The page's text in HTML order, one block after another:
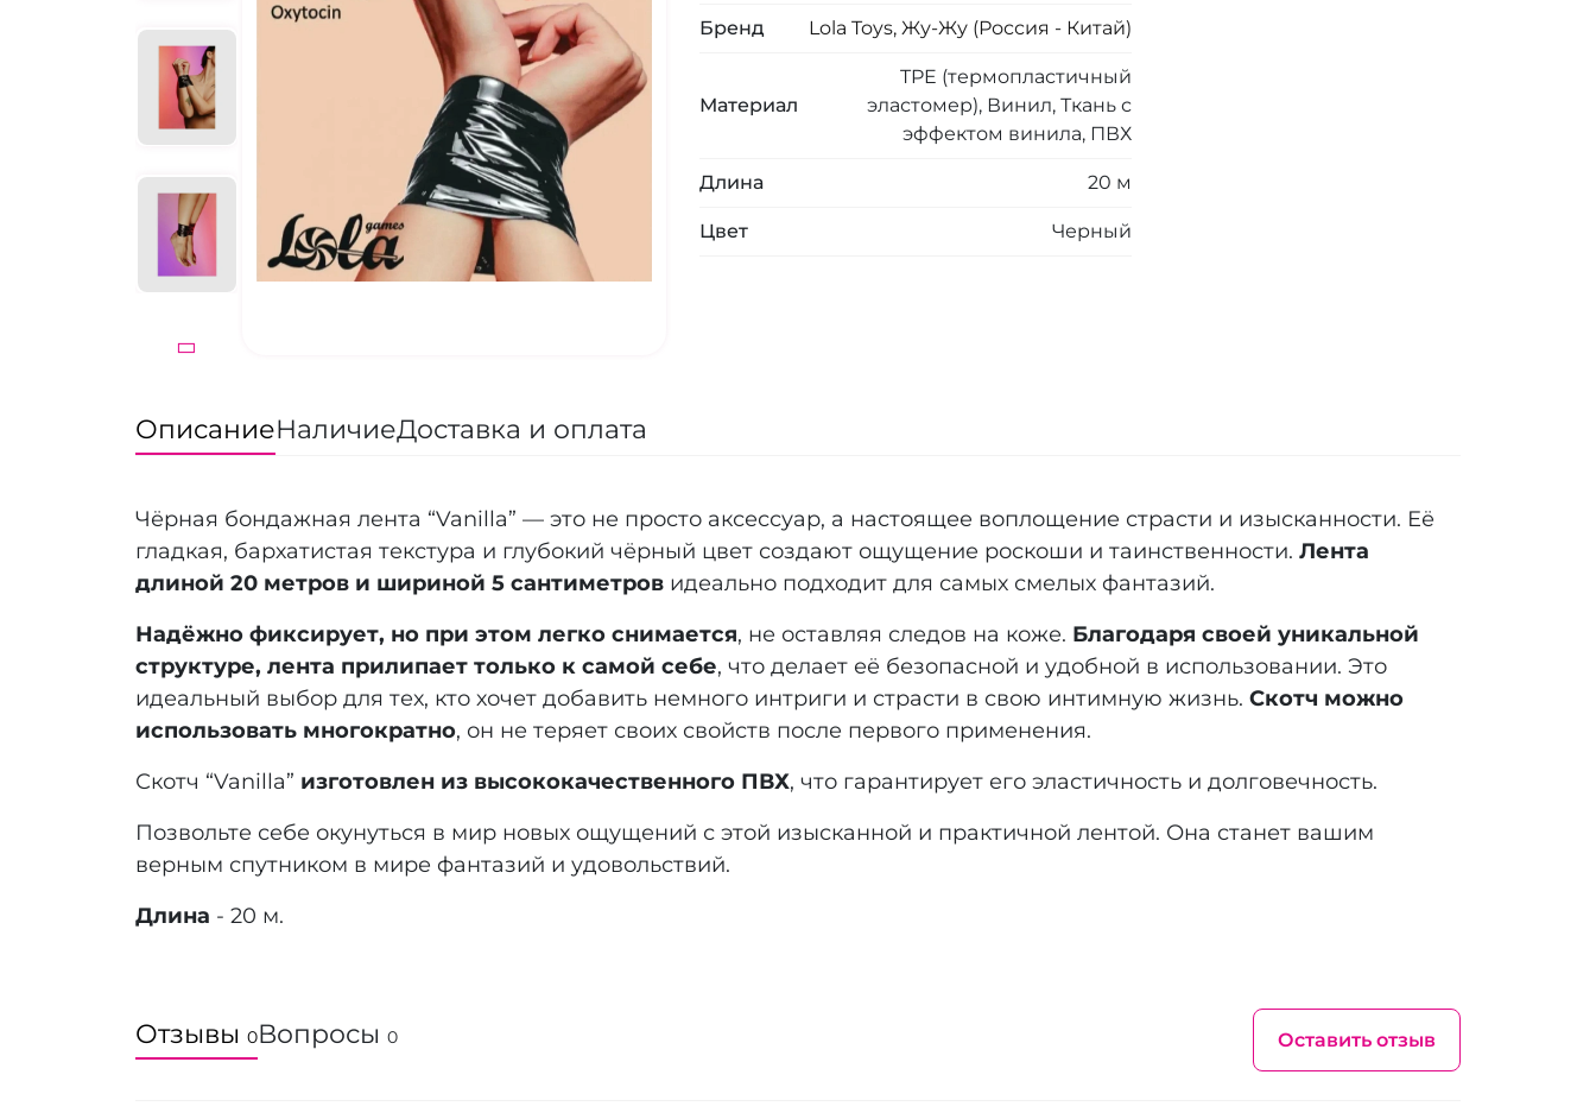
Бренд Lola Toys, Жу-Жу (Россия - Китай)
Материал
TPE (термопластичный
эластомер), Винил, Ткань с
эффектом винила, ПВХ
Длина 20 м
Цвет Черный
ОписаниеНаличиеДоставка и оплата
Чёрная бондажная лента “Vanilla” — это не просто аксессуар, а настоящее воплощение страсти и изысканности. Её
гладкая, бархатистая текстура и глубокий чёрный цвет создают ощущение роскоши и таинственности. Лента
длиной 20 метров и шириной 5 сантиметров идеально подходит для самых смелых фантазий.
Надёжно фиксирует, но при этом легко снимается, не оставляя следов на коже. Благодаря своей уникальной
структуре, лента прилипает только к самой себе, что делает её безопасной и удобной в использовании. Это
идеальный выбор для тех, кто хочет добавить немного интриги и страсти в свою интимную жизнь. Скотч можно
использовать многократно, он не теряет своих свойств после первого применения.
Скотч “Vanilla” изготовлен из высококачественного ПВХ, что гарантирует его эластичность и долговечность.
Позвольте себе окунуться в мир новых ощущений с этой изысканной и практичной лентой. Она станет вашим
верным спутником в мире фантазий и удовольствий.
Длина - 20 м.
Отзывы 0Вопросы 0 Оставить отзыв